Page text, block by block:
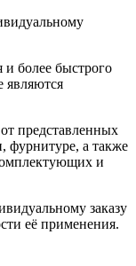
более быстрого
являются
представленных
фурнитуре, а также
и
заказу
её применения.